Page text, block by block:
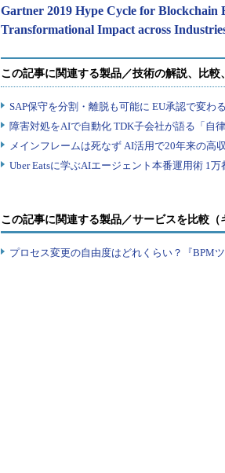
Gartner 2019 Hype Cycle for Blockchain
Transformational Impact across
この記事に関連する製品／サービスを比較（
プロセス変更の自由度はどれくらい？『BPM